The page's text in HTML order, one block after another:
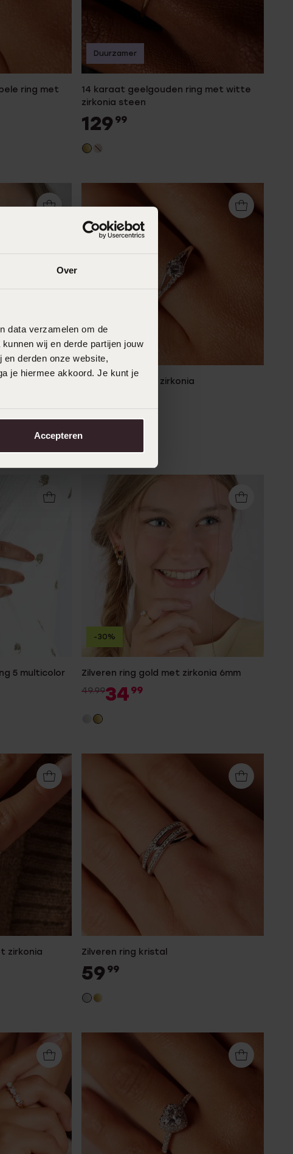
Over
data verzamelen om de
wij en derde partijen jouw
en derden onze website,
je hiermee akkoord. Je kunt je
Accepteren
ring met
14 karaat geelgouden ring met witte
zirkonia steen
129 99
Duurzamer
zirkonia Zilveren ring met zirkonia
29
Bestseller
5 multicolor
Zilveren ring gold met zirkonia 6mm
49.9934 99
-30%
zirkonia Zilveren ring kristal
59 99